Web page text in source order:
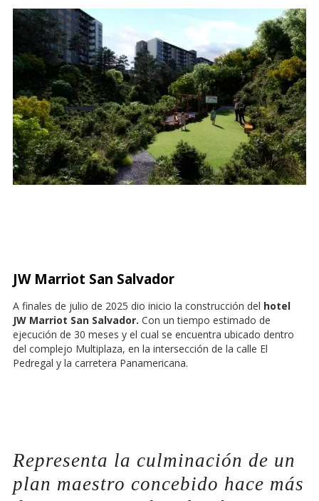
JW Marriot San Salvador
A finales de julio de 2025 dio inicio la construcción del hotel
JW Marriot San Salvador. Con un tiempo estimado de
ejecución de 30 meses y el cual se encuentra ubicado dentro
del complejo Multiplaza, en la intersección de la calle El
Pedregal y la carretera Panamericana.
Representa la culminación de un
plan maestro concebido hace más